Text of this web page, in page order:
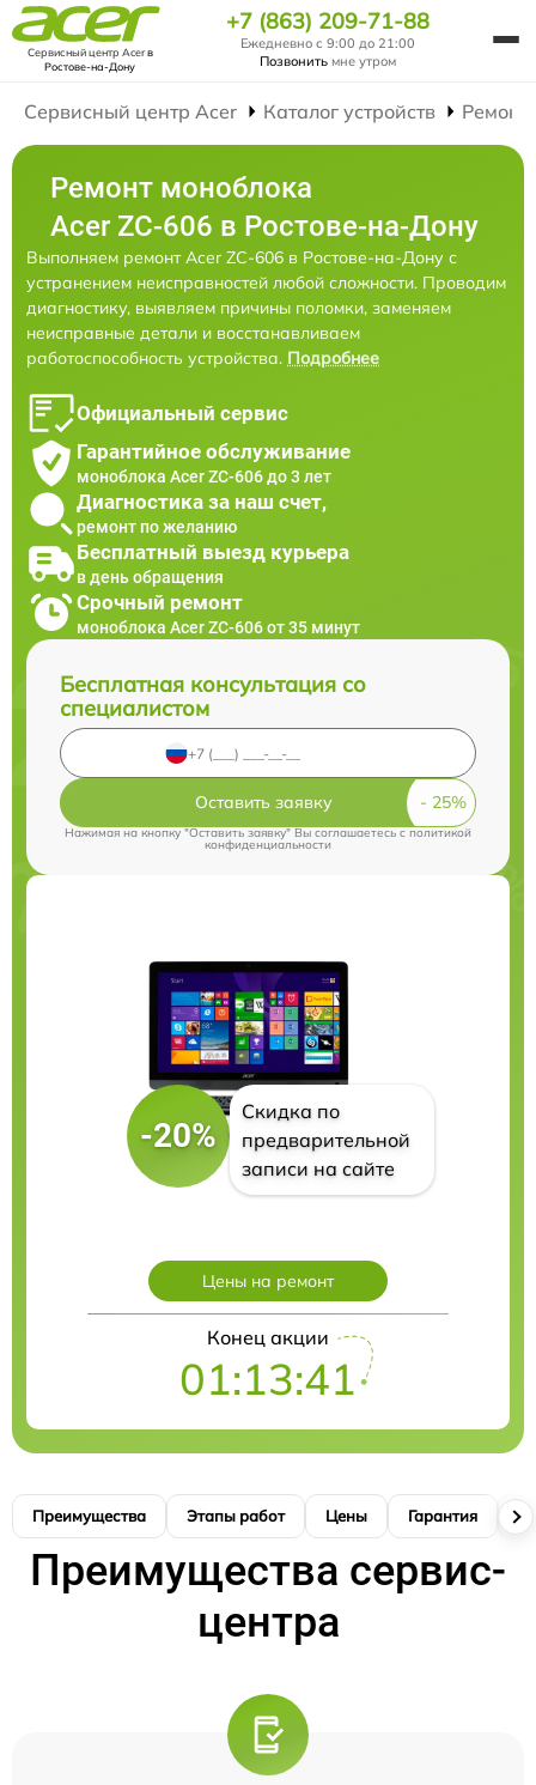
Сервисный центр Acerв
Ростове-на-Дону
+7 (863) 209-71-88
Ежедневно с 9:00 до 21:00
Позвонить мне утром
Сервисный центр Acer Каталог устройств Ремонт
Ремонт моноблока
Acer ZC-606 в Ростове-на-Дону
Выполняем ремонт Acer ZC-606 в Ростове-на-Дону с
устранением неисправностей любой сложности. Проводим
диагностику, выявляем причины поломки, заменяем
неисправные детали и восстанавливаем
работоспособность устройства. Подробнее
Официальный сервис
Гарантийное обслуживание
моноблока Acer ZC-606 до 3 лет
Диагностика за наш счет,
ремонт по желанию
Бесплатный выезд курьера
в день обращения
Срочный ремонт
моноблока Acer ZC-606 от 35 минут
Бесплатная консультация со
специалистом
Оставить заявку
Нажимая на кнопку "Оставить заявку" Вы соглашаетесь cполитикой
конфиденциальности
-20%
Скидка по
предварительной
записи на сайте
Цены на ремонт
Конец акции
01:13:40
Преимущества Этапы работ Цены Гарантия
Преимущества сервис-
центра